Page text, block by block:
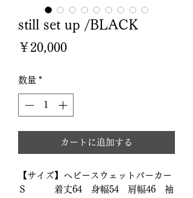
still set up /BLACK
￥20,000価
数量 *
カートに追加する
【サイズ】ヘビースウェットパーカー
Ｓ 着丈64 身幅54 肩幅46 袖